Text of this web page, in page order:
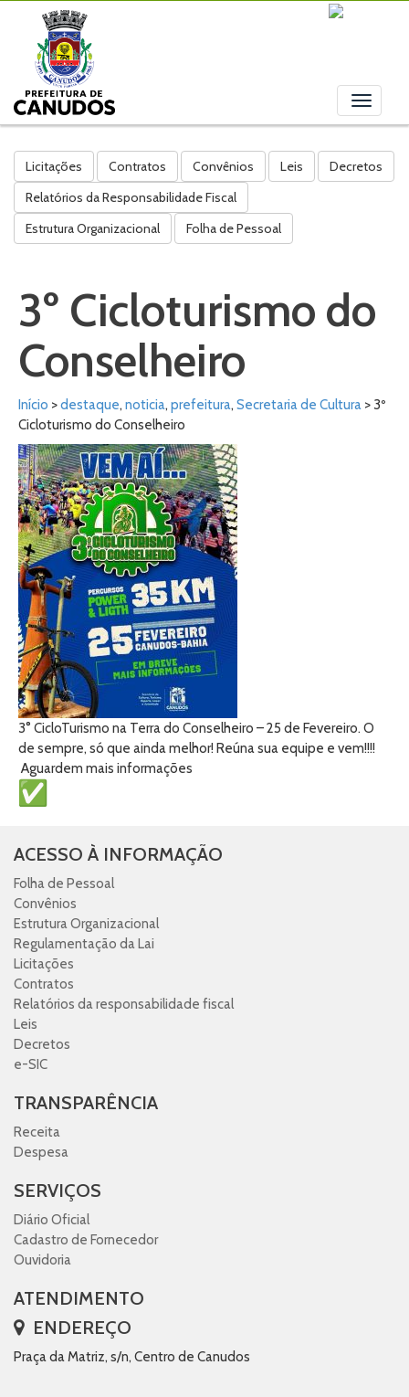
Toggle
Licitações Contratos Convênios Leis
Decretos
Relatórios da Responsabilidade Fiscal
Estrutura Organizacional
Folha de Pessoal
3º Cicloturismo do
Conselheiro
Início >destaque, noticia, prefeitura, Secretaria de Cultura > 3º
Cicloturismo do Conselheiro
3° CicloTurismo na Terra do Conselheiro – 25 de Fevereiro. O
de sempre, só que ainda melhor! Reúna sua equipe e vem!!!!
Aguardem mais informações
ACESSO À INFORMAÇÃO
Folha de Pessoal
Convênios
Estrutura Organizacional
Regulamentação da Lai
Licitações
Contratos
Relatórios da responsabilidade fiscal
Leis
Decretos
e-SIC
TRANSPARÊNCIA
Receita
Despesa
SERVIÇOS
Diário Oficial
Cadastro de Fornecedor
Ouvidoria
ATENDIMENTO
ENDEREÇO
Praça da Matriz, s/n, Centro de Canudos